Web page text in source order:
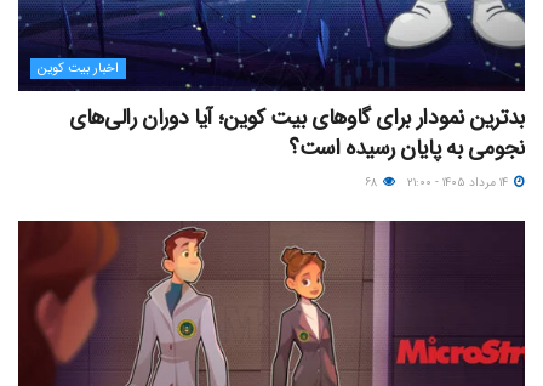
اخبار بیت کوین
بدترین نمودار برای گاوهای بیت کوین؛ آیا دوران رالی‌های
نجومی به پایان رسیده است؟